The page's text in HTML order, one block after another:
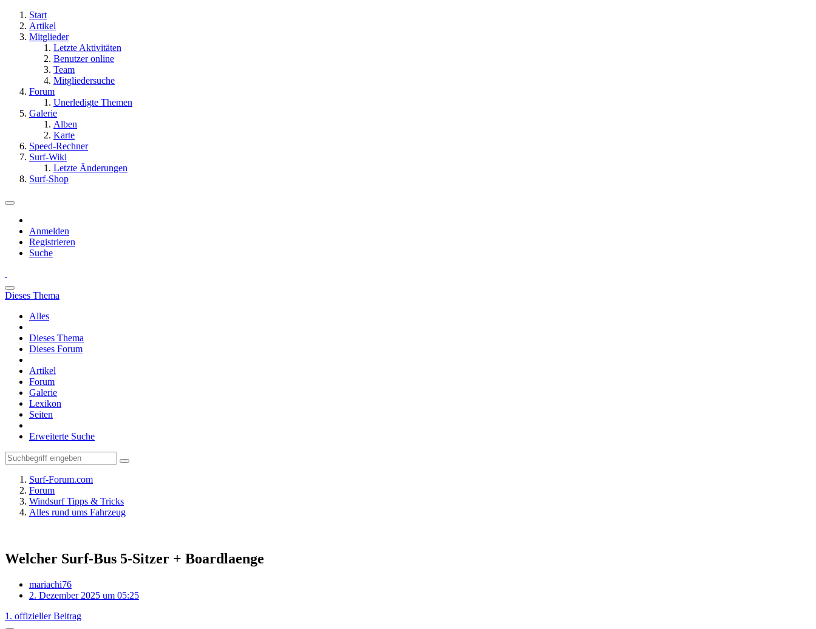
Start
Artikel
Mitglieder
Letzte Aktivitäten
Benutzer online
Team
Mitgliedersuche
Forum
Unerledigte Themen
Galerie
Alben
Karte
Speed-Rechner
Surf-Wiki
Letzte Änderungen
Surf-Shop
Anmelden
Registrieren
Suche
Dieses Thema
Alles
Dieses Thema
Dieses Forum
Artikel
Forum
Galerie
Lexikon
Seiten
Erweiterte Suche
Surf-Forum.com
Forum
Windsurf Tipps & Tricks
Alles rund ums Fahrzeug
Welcher Surf-Bus 5-Sitzer + Boardlaenge
mariachi76
2. Dezember 2025 um 05:25
1. offizieller Beitrag